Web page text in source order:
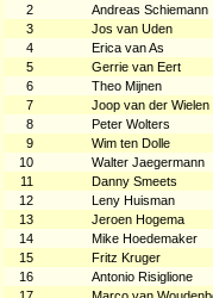
2
Andreas Schiemann
3
Jos van Uden
4
Erica van As
5
Gerrie van Eert
6
Theo Mijnen
7
Joop van der Wielen
8
Peter Wolters
9
Wim ten Dolle
10
Walter Jaegermann
11
Danny Smeets
12
Leny Huisman
13
Jeroen Hogema
14
Mike Hoedemaker
15
Fritz Kruger
16
Antonio Risiglione